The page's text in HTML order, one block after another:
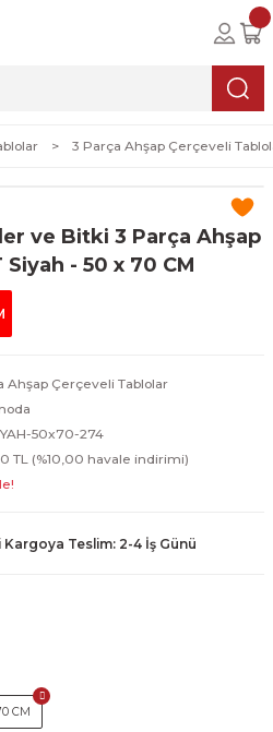
3 Parça Ahşap Çerçeveli
ve Bitki 3 Parça Ahşap
- 50 x 70 CM
Ahşap Çerçeveli Tablolar
50x70-274
TL (%10,00 havale indirimi)
Kargoya Teslim: 2-4 İş Günü
CM